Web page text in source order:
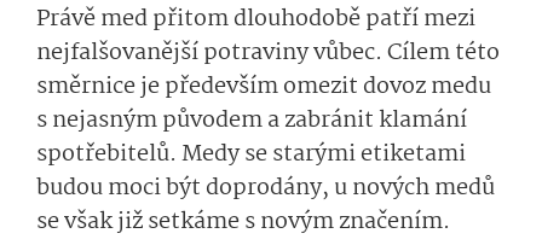
Právě med přitom dlouhodobě patří mezi
nejfalšovanější potraviny vůbec. Cílem této
směrnice je především omezit dovoz medu
s nejasným původem a zabránit klamání
spotřebitelů. Medy se starými etiketami
budou moci být doprodány, u nových medů
se však již setkáme s novým značením.